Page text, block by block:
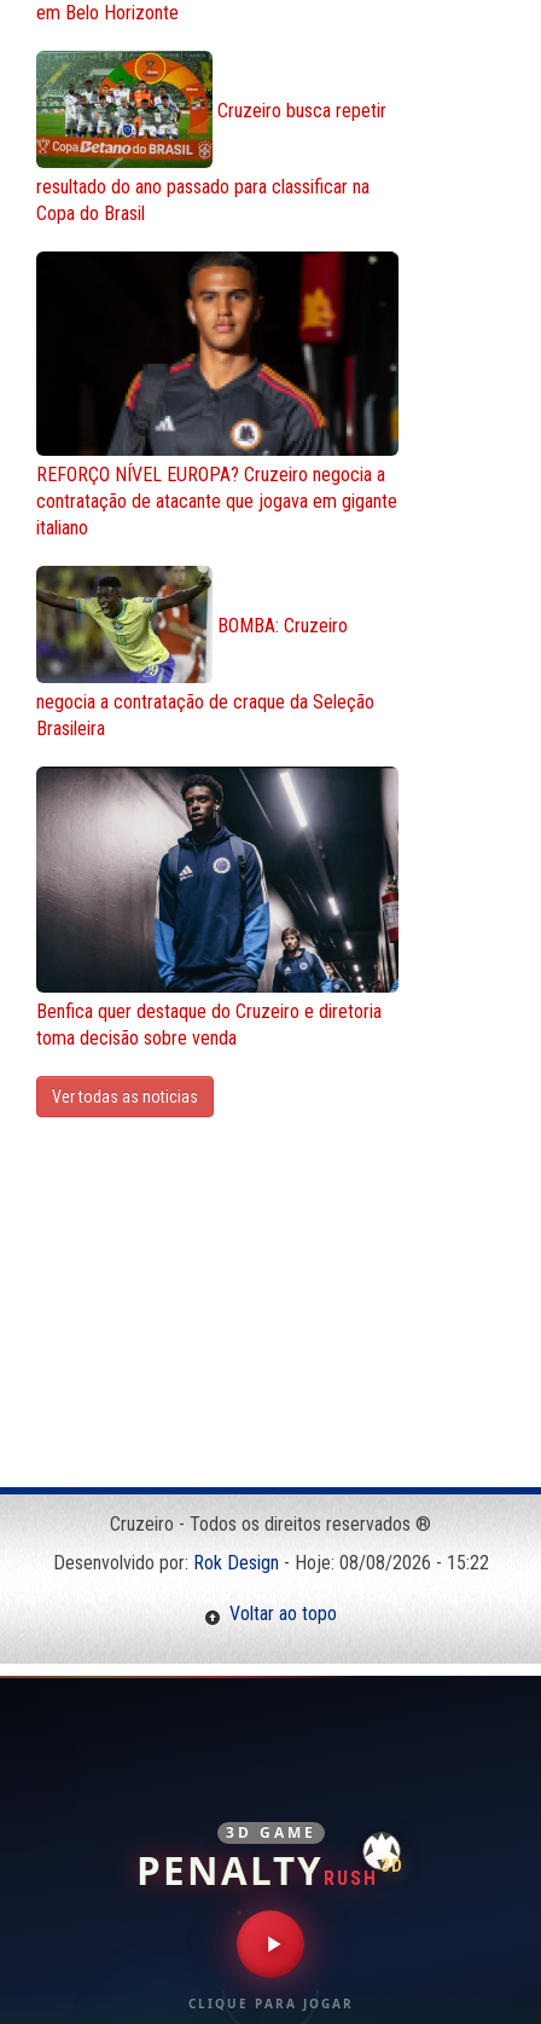
em Belo Horizonte
Cruzeiro busca repetir
resultado do ano passado para classificar na
Copa do Brasil
REFORÇO NÍVEL EUROPA? Cruzeiro negocia a
contratação de atacante que jogava em gigante
italiano
BOMBA: Cruzeiro
negocia a contratação de craque da Seleção
Brasileira
Benfica quer destaque do Cruzeiro e diretoria
toma decisão sobre venda
Ver todas as noticias
Cruzeiro - Todos os direitos reservados ®
Desenvolvido por: Rok Design- Hoje: 08/08/2026 - 15:22
Voltar ao topo
3D GAME
PENALTY RUSH
3D
CLIQUE PARA JOGAR